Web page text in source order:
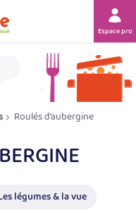
Espace
Roulés d’aubergine
légumes & la vue